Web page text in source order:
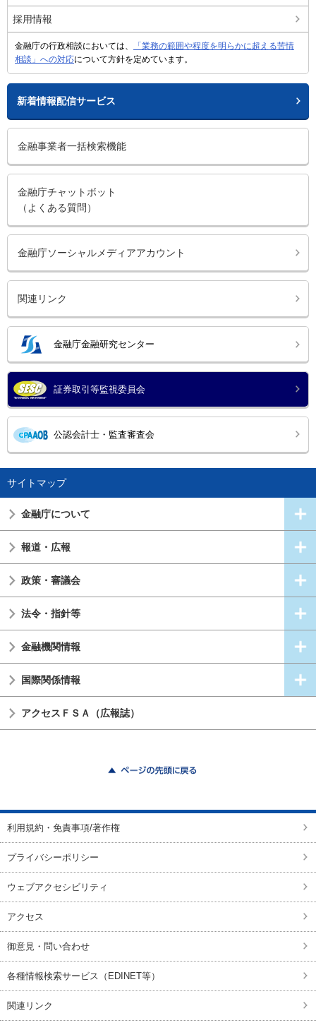
採用情報
金融庁の行政相談においては、
「業務の範囲や程度を明らかに超える苦情
相談」への対応について方針を定めています。
新着情報配信サービス
金融事業者一括検索機能
金融庁チャットボット
（よくある質問）
金融庁ソーシャルメディアアカウント
関連リンク
金融庁金融研究センター
証券取引等監視委員会
公認会計士・監査審査会
サイトマップ
金融庁について
報道・広報
政策・審議会
法令・指針等
金融機関情報
国際関係情報
アクセスＦＳＡ（広報誌）
利用規約・免責事項/著作権
プライバシーポリシー
ウェブアクセシビリティ
アクセス
御意見・問い合わせ
各種情報検索サービス（EDINET等）
関連リンク